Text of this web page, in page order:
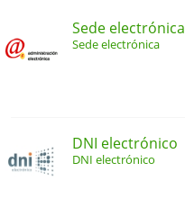
Sede electrónica
Sede electrónica
DNI electrónico
DNI electrónico